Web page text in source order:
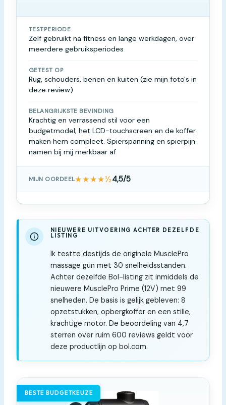
TESTPERIODE
Zelf gebruikt na fitness en lange werkdagen, over
meerdere gebruiksperiodes
GETEST OP
Rug, schouders, benen en kuiten (zie mijn foto's in
deze review)
BELANGRIJKSTE BEVINDING
Krachtig en verrassend stil voor een
budgetmodel; het LCD-touchscreen en de koffer
maken hem compleet. Spierspanning en spierpijn
namen bij mij merkbaar af
MIJN OORDEEL★★★★½4,5/5
NIEUWERE UITVOERING ACHTER DEZELFDE
LISTING
Ik testte destijds de originele MusclePro
massage gun met 30 snelheidsstanden.
Achter dezelfde Bol-listing zit inmiddels de
nieuwere MusclePro Prime (12V) met 99
snelheden. De basis is gelijk gebleven: 8
opzetstukken, opbergkoffer en een stille,
krachtige motor. De beoordeling van 4,7
sterren over ruim 600 reviews geldt voor
deze productlijn op bol.com.
BESTE BUDGETKEUZE